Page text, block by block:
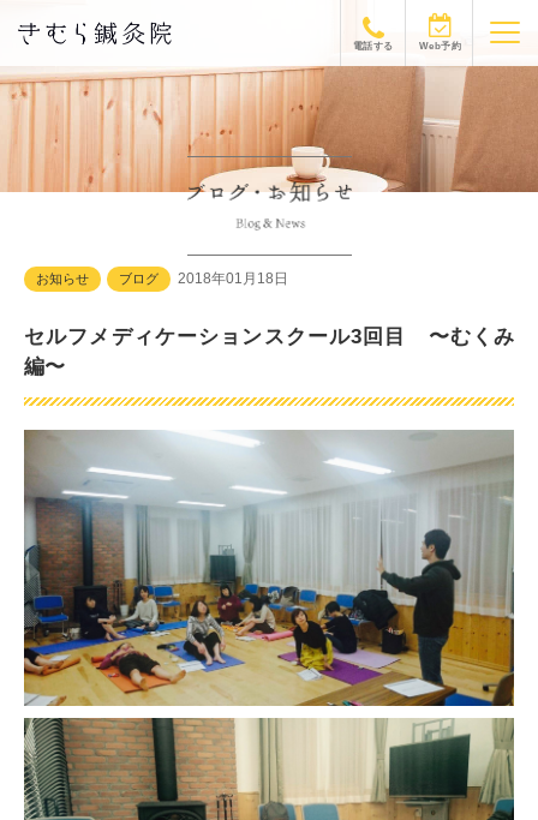
お知らせ ブログ 2018年01月18日
セルフメディケーションスクール3回目 〜むくみ
編〜
電話する Web予約